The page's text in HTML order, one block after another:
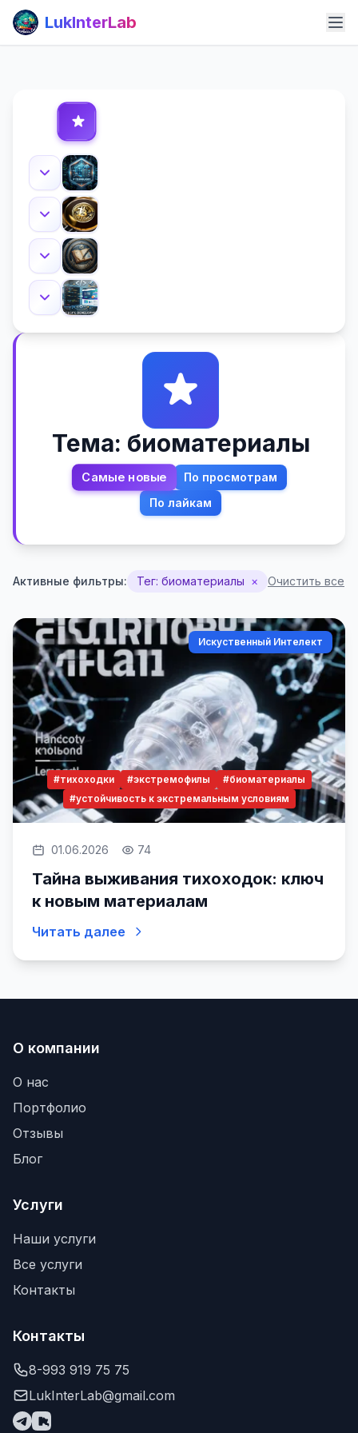
LukInterLab
Тема: биоматериалы
Самые новые
По просмотрам
По лайкам
Активные фильтры: Тег: биоматериалы × Очистить все
Искуственный Интелект
#тихоходки #экстремофилы
#биоматериалы
#устойчивость к экстремальным условиям
01.06.2026 74
Тайна выживания тихоходок: ключ
к новым материалам
Читать далее
О компании
О нас
Портфолио
Отзывы
Блог
Услуги
Наши услуги
Все услуги
Контакты
Контакты
8-993 919 75 75
LukInterLab@gmail.com